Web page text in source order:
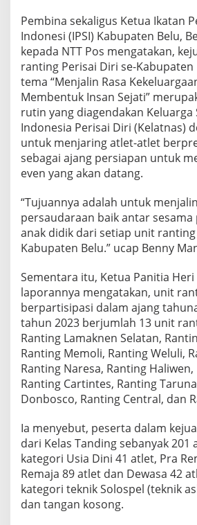
Pembina sekaligus Ketua Ikatan
Indonesi (IPSI) Kabupaten Belu,
kepada NTT Pos mengatakan,
ranting Perisai Diri se-Kabupaten
tema “Menjalin Rasa
Membentuk Insan Sejati”
rutin yang diagendakan Keluarga
Indonesia Perisai Diri (Kelatnas)
untuk menjaring atlet-atlet
sebagai ajang persiapan untuk
even yang akan datang.
“Tujuannya adalah untuk
persaudaraan baik antar
anak didik dari setiap unit ranting
Kabupaten Belu.” ucap Benny
Sementara itu, Ketua Panitia
laporannya mengatakan, unit
berpartisipasi dalam ajang
tahun 2023 berjumlah 13 unit
Ranting Lamaknen Selatan,
Ranting Memoli, Ranting Weluli,
Ranting Naresa, Ranting Haliwen,
Ranting Cartintes, Ranting
Donbosco, Ranting Central, dan
Ia menyebut, peserta dalam
dari Kelas Tanding sebanyak
kategori Usia Dini 41 atlet, Pra
Remaja 89 atlet dan Dewasa 42
kategori teknik Solospel (teknik
dan tangan kosong.